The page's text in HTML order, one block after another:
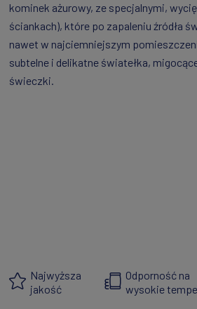
kominek ażurowy, ze specjalnymi,
ściankach), które po zapaleniu źródła
nawet w najciemniejszym
subtelne i delikatne światełka,
świeczki.
Najwyższa
jakość
Odporność na
wysokie